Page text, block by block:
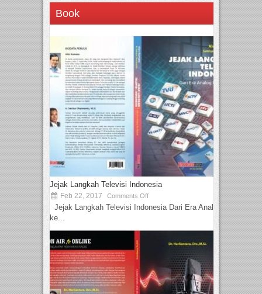
Book
Jejak Langkah Televisi Indonesia
Feb 22, 2017 Comments Off
Jejak Langkah Televisi Indonesia Dari Era Analog
ke...